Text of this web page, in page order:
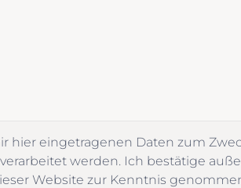
hier eingetragenen Daten zum
werden. Ich bestätige
Website zur Kenntnis